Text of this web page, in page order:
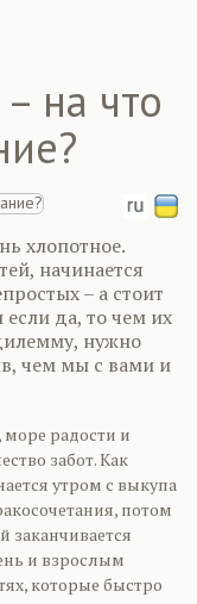
на что
хлопотное.
начинается
– а стоит
да, то чем их
нужно
чем мы с вами и
море радости и
забот. Как
утром с выкупа
потом
заканчивается
и взрослым
которые быстро